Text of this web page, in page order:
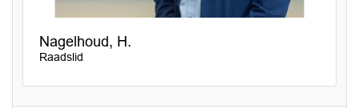
Nagelhoud, H.
Raadslid